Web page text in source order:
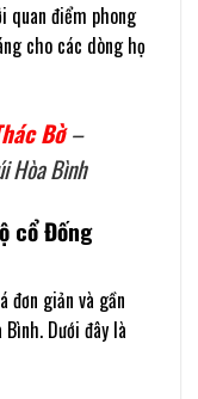
quan điểm phong
cho các dòng họ
Bờ –
Hòa Bình
cổ Đống
đơn giản và gần
Dưới đây là